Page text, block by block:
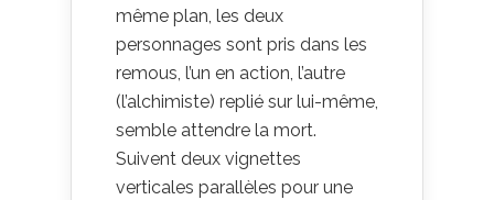
même plan, les deux
personnages sont pris dans les
remous, l’un en action, l’autre
(l’alchimiste) replié sur lui-même,
semble attendre la mort.
Suivent deux vignettes
verticales parallèles pour une